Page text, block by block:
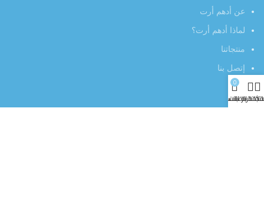
عن أدهم أرت
لماذا أدهم أرت؟
منتجاتنا
إتصل بنا
قائمة الرغبات
0
عربة التسوق